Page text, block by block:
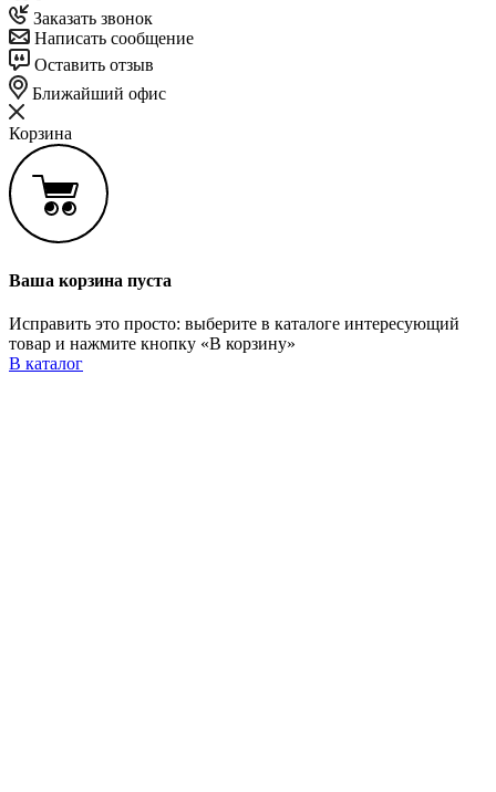
Заказать звонок
Написать сообщение
Оставить отзыв
Ближайший офис
Корзина
Ваша корзина пуста
Исправить это просто: выберите в каталоге интересующий
товар и нажмите кнопку «В корзину»
В каталог